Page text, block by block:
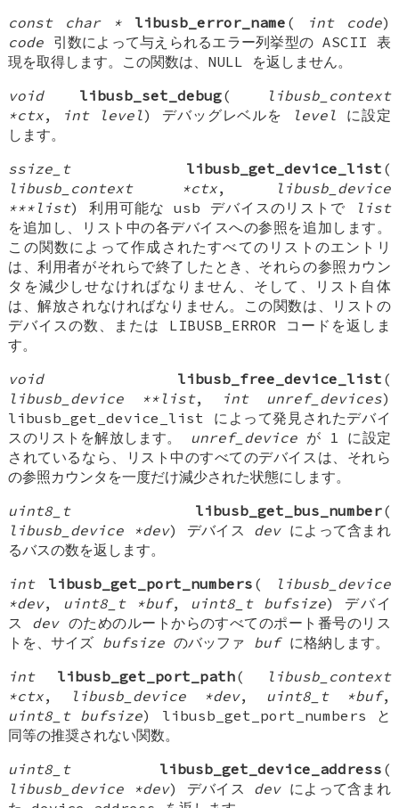
const char *
libusb_error_name ( int code)
code 引数によって与えられるエラー列挙型の ASCII 表
現を取得します。この関数は、NULL を返しません。
void
libusb_set_debug(
libusb_context
*ctx, int level) デバッグレベルを level に設定
します。
ssize_t
libusb_get_device_list (
libusb_context *ctx,
libusb_device
***list) 利用可能な usb デバイスのリストで
list
を追加し、リスト中の各デバイスへの参照を追加します。
この関数によって作成されたすべてのリストのエントリ
は、利用者がそれらで終了したとき、それらの参照カウン
タを減少しせなければなりません、そして、リスト自体
は、解放されなければなりません。この関数は、リストの
デバイスの数、または LIBUSB_ERROR コードを返しま
す。
void
libusb_free_device_list (
libusb_device **list, int unref_devices)
libusb_get_device_list によって発見されたデバイ
スのリストを解放します。 unref_deviceが 1 に設定
されているなら、リスト中のすべてのデバイスは、それら
の参照カウンタを一度だけ減少された状態にします。
uint8_t
libusb_get_bus_number(
libusb_device *dev) デバイス devによって含まれ
るバスの数を返します。
int
libusb_get_port_numbers (
libusb_device
*dev, uint8_t *buf, uint8_t bufsize) デバイ
ス devのためのルートからのすべてのポート番号のリス
トを、サイズ bufsize のバッファ bufに格納します。
int
libusb_get_port_path(
libusb_context
*ctx, libusb_device *dev, uint8_t *buf,
uint8_t bufsize) libusb_get_port_numbers と
同等の推奨されない関数。
uint8_t
libusb_get_device_address (
libusb_device *dev) デバイス devによって含まれ